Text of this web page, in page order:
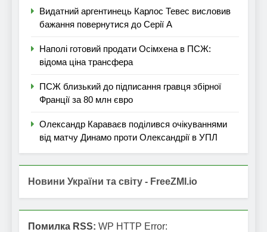
Видатний аргентинець Карлос Тевес висловив
бажання повернутися до Серії А
Наполі готовий продати Осімхена в ПСЖ:
відома ціна трансфера
ПСЖ близький до підписання гравця збірної
Франції за 80 млн євро
Олександр Караваєв поділився очікуваннями
від матчу Динамо проти Олександрії в УПЛ
Новини України та світу - FreeZMI.io
Помилка RSS: WP HTTP Error: